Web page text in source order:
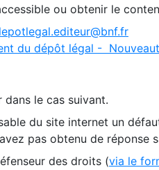
ou obtenir le
du dépôt légal -
le cas suivant.
du site internet un
pas obtenu de réponse
des droits (via le